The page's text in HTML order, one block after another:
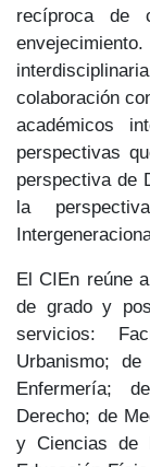
recíproca de
colaboración
académicos
perspectivas
perspectiva de
la
El CIEn reúne
de grado y
servicios:
Urbanismo;
Enfermería;
Derecho; de
y Ciencias de